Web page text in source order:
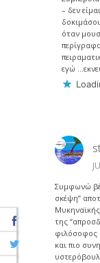
– δεν
όταν
εγώ
Συμφωνώ
σκέψη”
της
φιλόσοφος
και πιο